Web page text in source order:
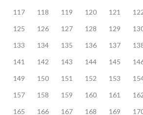
117
118 119 120 121
125
126 127 128 129
133
134 135 136 137
141
142 143 144 145
149
150 151 152 153
157
158 159 160 161
165
166 167 168 169